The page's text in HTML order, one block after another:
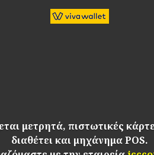
μετρητά, πιστωτικές
διαθέτει και μηχάνημα POS.